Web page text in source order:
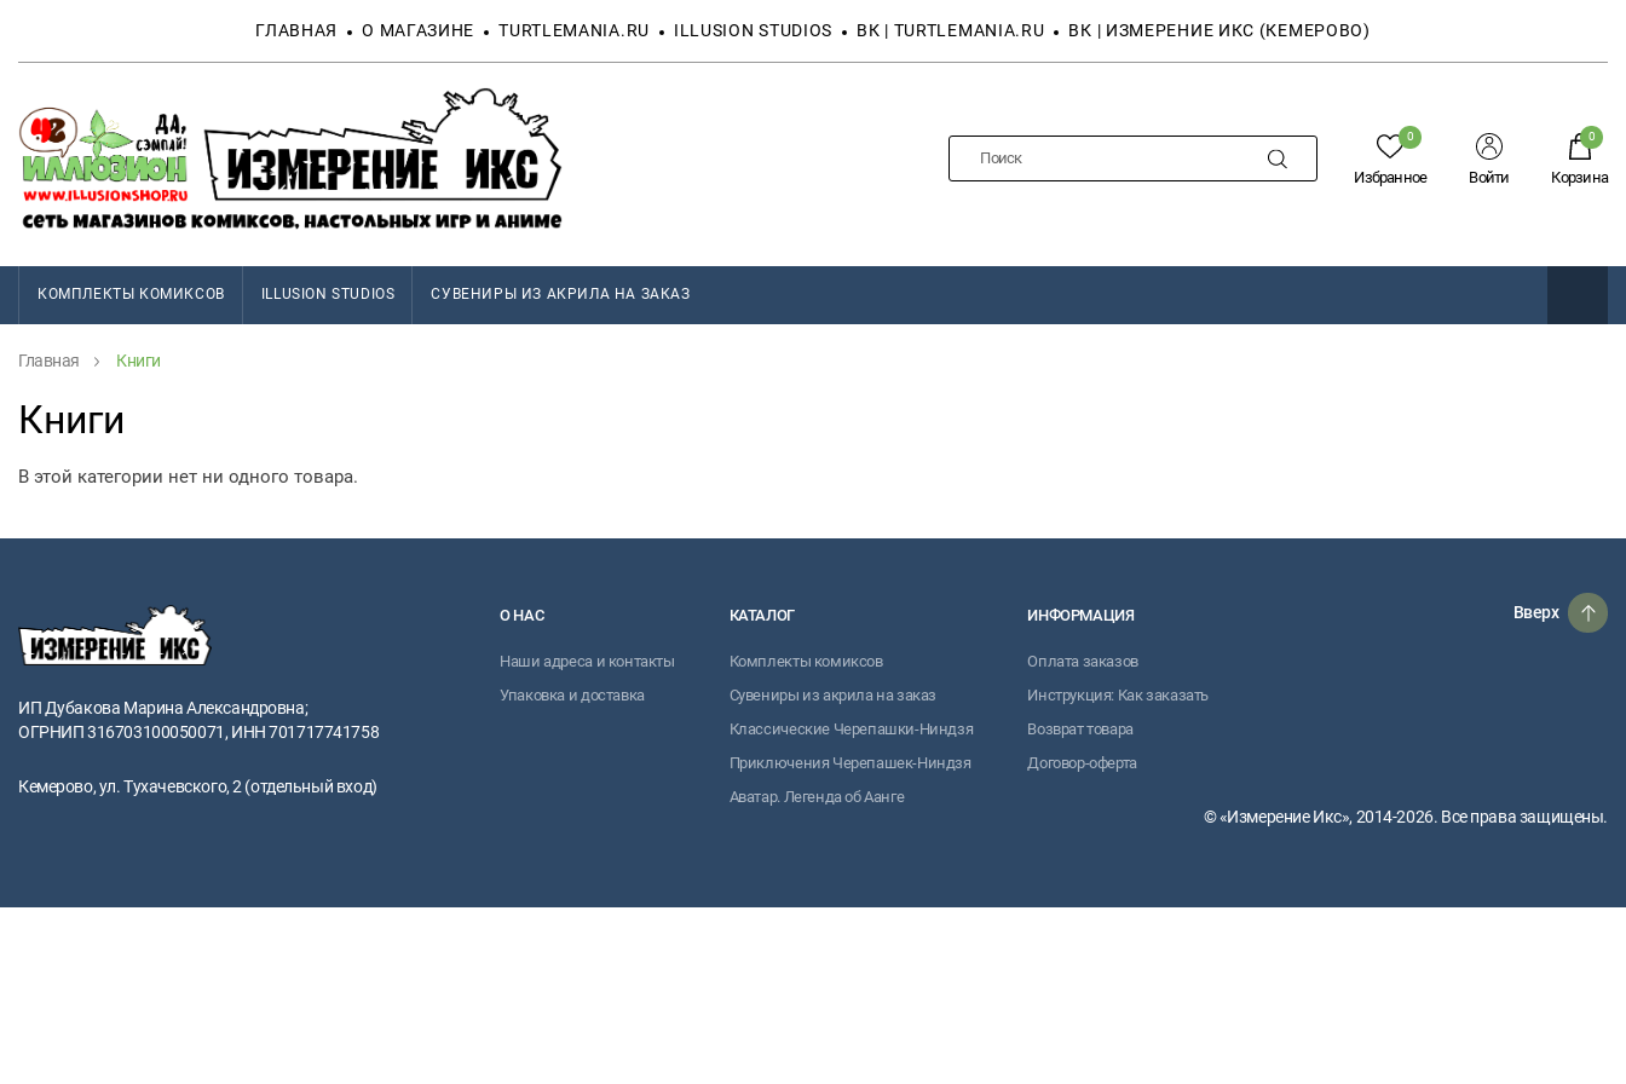
ГЛАВНАЯ О МАГАЗИНЕ TURTLEMANIA.RU ILLUSION STUDIOS ВК | TURTLEMANIA.RU ВК | ИЗМЕРЕНИЕ ИКС (КЕМЕРОВО)
Избранное
0
Войти Корзина
0
КОМПЛЕКТЫ КОМИКСОВ ILLUSION STUDIOS СУВЕНИРЫ ИЗ АКРИЛА НА ЗАКАЗ
Главная Книги
Книги
В этой категории нет ни одного товара.
ИП Дубакова Марина Александровна;
ОГРНИП 316703100050071, ИНН 701717741758
Кемерово, ул. Тухачевского, 2 (отдельный вход)
О НАС
Наши адреса и контакты
Упаковка и доставка
КАТАЛОГ
Комплекты комиксов
Сувениры из акрила на заказ
Классические Черепашки-Ниндзя
Приключения Черепашек-Ниндзя
Аватар. Легенда об Аанге
ИНФОРМАЦИЯ
Оплата заказов
Инструкция: Как заказать
Возврат товара
Договор-оферта
Вверх
© «Измерение Икс», 2014-2026. Все права защищены.